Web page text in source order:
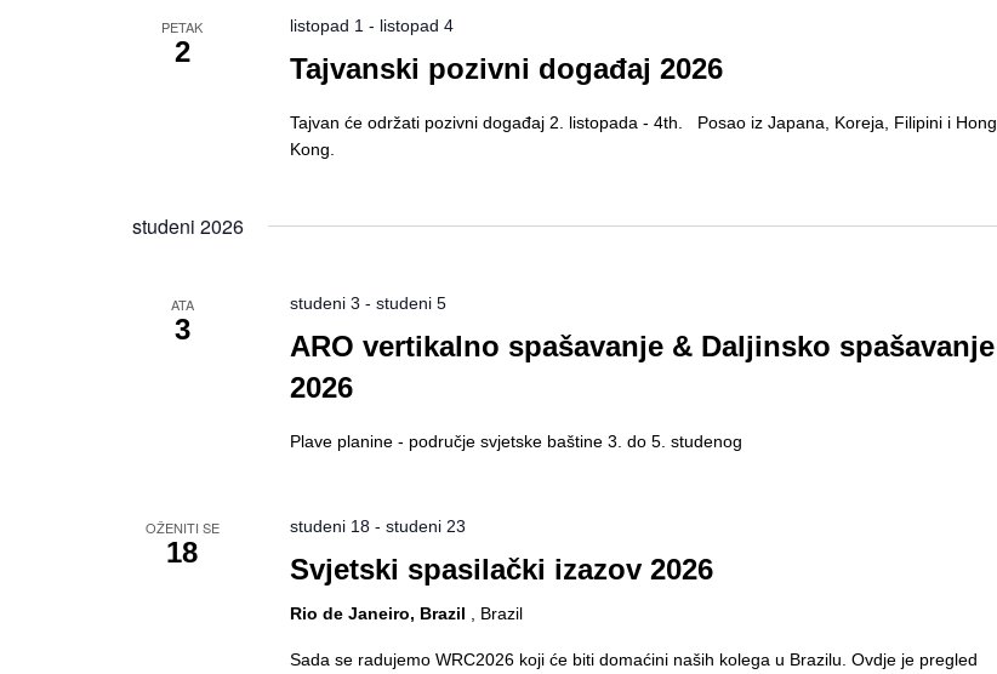
PETAK
2
listopad 1 - listopad 4
Tajvanski pozivni događaj 2026
Tajvan će održati pozivni događaj 2. listopada - 4th. Posao iz Japana, Koreja, Filipini i Hong
Kong.
studeni 2026
ATA
3
studeni 3 -studeni 5
ARO vertikalno spašavanje & Daljinsko spašavanje
2026
Plave planine - područje svjetske baštine 3. do 5. studenog
OŽENITI SE
18
studeni 18 -studeni 23
Svjetski spasilački izazov 2026
Rio de Janeiro, Brazil , Brazil
Sada se radujemo WRC2026 koji će biti domaćini naših kolega u Brazilu. Ovdje je pregled